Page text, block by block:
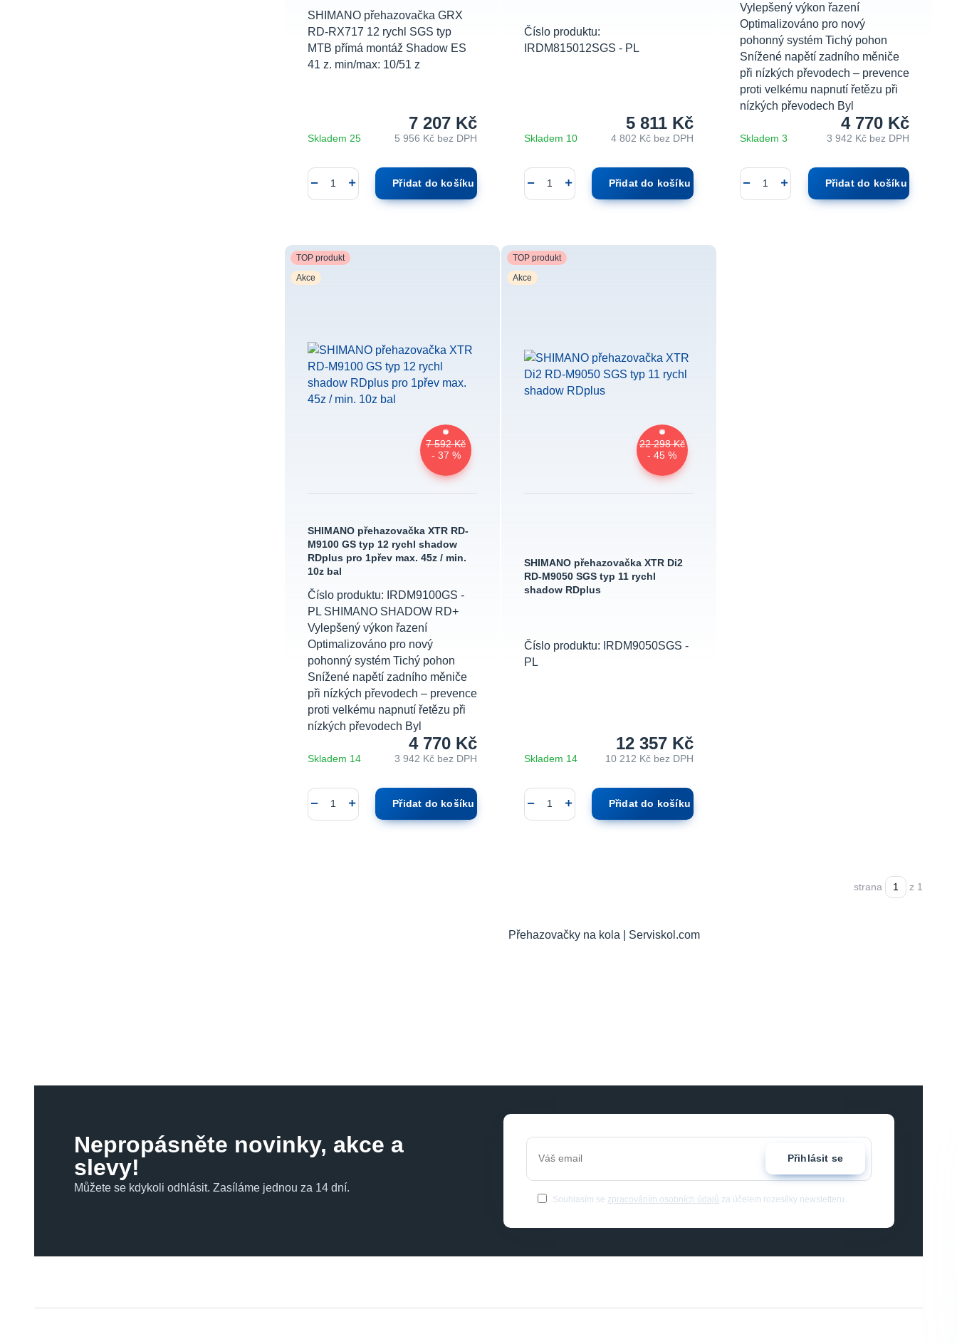
SHIMANO přehazovačka GRX
RD-RX717 12 rychl SGS typ
MTB přímá montáž Shadow ES
41 z. min/max: 10/51 z
7 207 Kč
5 956 Kč bez DPH
Skladem 25
Přidat do košíku
Číslo produktu:
IRDM815012SGS - PL
5 811 Kč
4 802 Kč bez DPH
Skladem 10
Přidat do košíku
Vylepšený výkon řazení
Optimalizováno pro nový
pohonný systém Tichý pohon
Snížené napětí zadního měniče
při nízkých převodech – prevence
proti velkému napnutí řetězu při
nízkých převodech Byl
4 770 Kč
3 942 Kč bez DPH
Skladem 3
Přidat do košíku
TOP produkt
Akce
7 592 Kč
- 37 %
SHIMANO přehazovačka XTR RD-
M9100 GS typ 12 rychl shadow
RDplus pro 1přev max. 45z / min.
10z bal
Číslo produktu: IRDM9100GS -
PL SHIMANO SHADOW RD+
Vylepšený výkon řazení
Optimalizováno pro nový
pohonný systém Tichý pohon
Snížené napětí zadního měniče
při nízkých převodech – prevence
proti velkému napnutí řetězu při
nízkých převodech Byl
4 770 Kč
3 942 Kč bez DPH
Skladem 14
Přidat do košíku
TOP produkt
Akce
22 298 Kč
- 45 %
SHIMANO přehazovačka XTR Di2
RD-M9050 SGS typ 11 rychl
shadow RDplus
Číslo produktu: IRDM9050SGS -
PL
12 357 Kč
10 212 Kč bez DPH
Skladem 14
Přidat do košíku
strana z 1
Přehazovačky na kola | Serviskol.com
Nepropásněte novinky, akce a
slevy!
Můžete se kdykoli odhlásit. Zasíláme jednou za 14 dní.
Přihlásit se
Souhlasím se zpracováním osobních údajů za účelem rozesílky newsletteru.